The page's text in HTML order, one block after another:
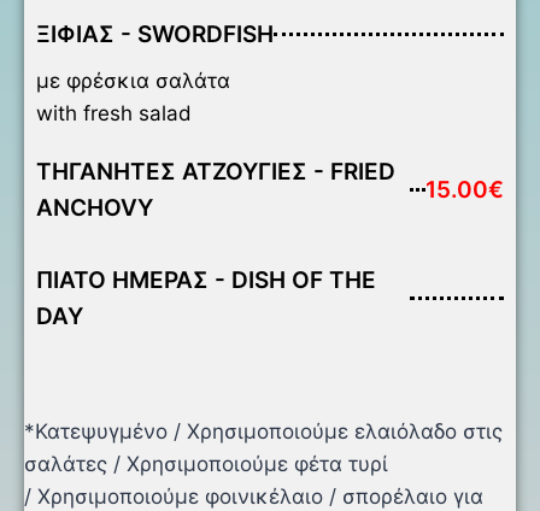
ΞΙΦΙΑΣ - SWORDFISH
με φρέσκια σαλάτα
with fresh salad
ΤΗΓΑΝΗΤΕΣ ΑΤΖΟΥΓΙΕΣ - FRIED
ANCHOVY
15.00€
ΠΙΑΤΟ ΗΜΕΡΑΣ - DISH OF THE
DAY
*Κατεψυγμένο / Χρησιμοποιούμε ελαιόλαδο στις
σαλάτες / Χρησιμοποιούμε φέτα τυρί
/ Χρησιμοποιούμε φοινικέλαιο / σπορέλαιο για